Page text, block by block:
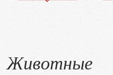
Животные